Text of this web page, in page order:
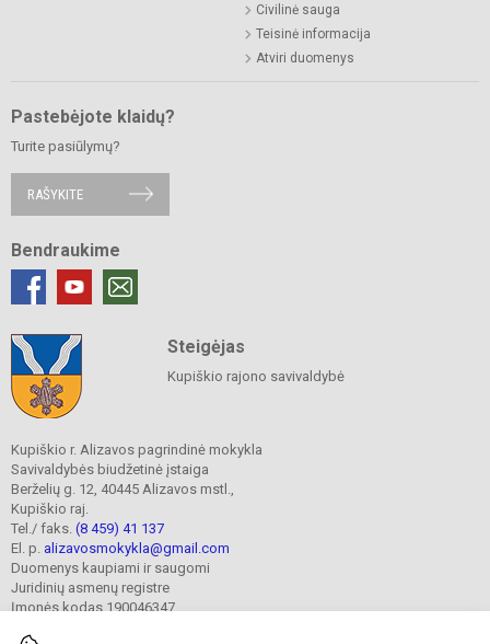
Civilinė sauga
Teisinė informacija
Atviri duomenys
Pastebėjote klaidų?
Turite pasiūlymų?
RAŠYKITE
Bendraukime
Steigėjas
Kupiškio rajono savivaldybė
Kupiškio r. Alizavos pagrindinė mokykla
Savivaldybės biudžetinė įstaiga
Berželių g. 12, 40445 Alizavos mstl.,
Kupiškio raj.
Tel./ faks. (8 459) 41 137
El. p. alizavosmokykla@gmail.com
Duomenys kaupiami ir saugomi
Juridinių asmenų registre
Įmonės kodas 190046347